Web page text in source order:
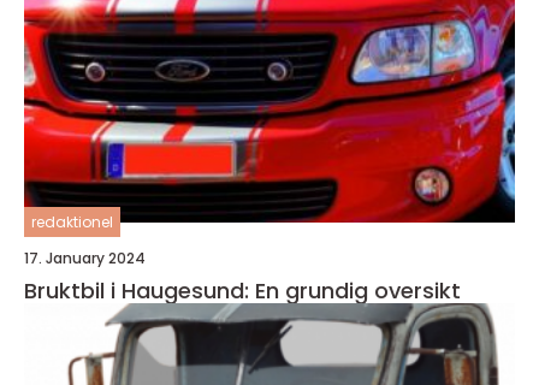
redaktionel
17. January 2024
Bruktbil i Haugesund: En grundig oversikt